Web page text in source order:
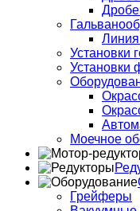
Установки
Установки
Моечное
Грейферы